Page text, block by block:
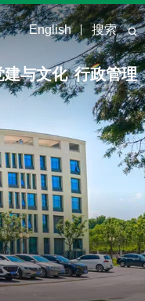
English 搜索
建与文化 行政管理